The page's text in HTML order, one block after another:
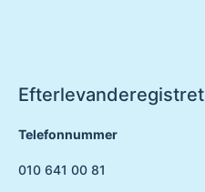
Efterlevanderegistret
Telefonnummer
010 641 00 81